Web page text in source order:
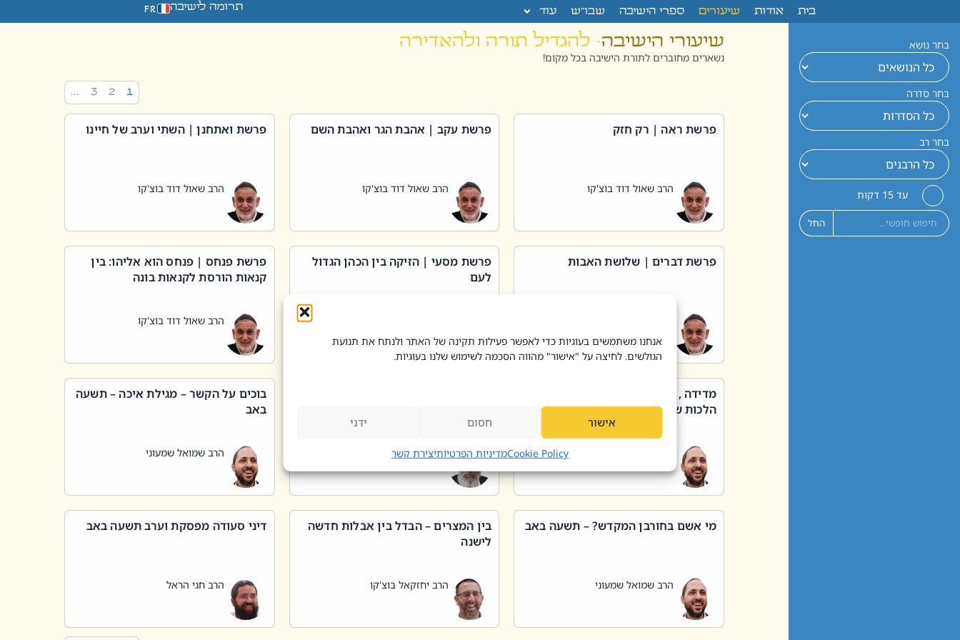
אנחנו משתמשים בעוגיות כדי לאפשר פעילות תקינה של האתר ולנתח את תנועת
הגולשים. לחיצה על "אישור" מהווה הסכמה לשימוש שלנו בעוגיות.
אישור חסום ידני
Cookie Policyמדיניות הפרטיותיצירת קשר
בית אודות שיעורים ספרי הישיבה שבו”ש עוד תרומה לישיבה FR
בחר נושא
בחר סדרה
בחר רב
עד 15 דקות
החל
שיעורי הישיבה· להגדיל תורה ולהאדירה
נשארים מחוברים לתורת הישיבה בכל מקום!
1
2
3
…
פרשת ראה | רק חזק
הרב שאול דוד בוצ'קו
פרשת עקב | אהבת הגר ואהבת השם
הרב שאול דוד בוצ'קו
פרשת ואתחנן | השתי וערב של חיינו
הרב שאול דוד בוצ'קו
פרשת דברים | שלושת האבות
פרשת מסעי | הזיקה בין הכהן הגדול
לעם
פרשת פנחס | פנחס הוא אליהו: בין
קנאות הורסת לקנאות בונה
הרב שאול דוד בוצ'קו
מדידה , קניה , שטיפת כלים בשבת –
הלכות שבת – סימן שכג
הרב יאיר בידני
בוכים על הקשר – מגילת איכה – תשעה
באב
הרב שמואל שמעוני
מי אשם בחורבן המקדש? – תשעה באב
הרב שמואל שמעוני
בין המצרים – הבדל בין אבלות חדשה
לישנה
הרב יחזקאל בוצ'קו
דיני סעודה מפסקת וערב תשעה באב
הרב חגי הראל